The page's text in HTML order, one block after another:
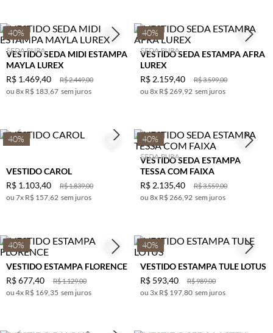
40%
VESTIDO SEDA MIDI ESTAMPA
MAYLA LUREX
R$2.449,00
R$ 1.469,40
8x R$ 183,67 sem juros
40%
VESTIDO SEDA ESTAMPA AFRA
LUREX
R$3.599,00
R$ 2.159,40
8x R$ 269,92 sem juros
40%
VESTIDO CAROL
R$1.839,00
R$ 1.103,40
7x R$ 157,62 sem juros
40%
VESTIDO SEDA ESTAMPA
TESSA COM FAIXA
R$3.559,00
R$ 2.135,40
8x R$ 266,92 sem juros
40%
VESTIDO ESTAMPA FLORENCE
R$1.129,00
R$677,40
4x R$ 169,35 sem juros
40%
VESTIDO ESTAMPA TULE LOTUS
R$989,00
R$ 593,40
3x R$ 197,80 sem juros